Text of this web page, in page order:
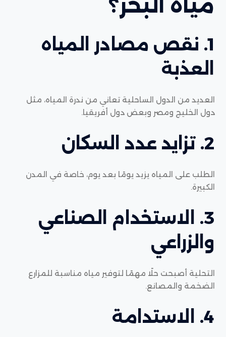
1. نقص مصادر المياه
العذبة
العديد من الدول الساحلية تعاني من ندرة المياه، مثل
دول الخليج ومصر وبعض دول أفريقيا.
2. تزايد عدد السكان
الطلب على المياه يزيد يومًا بعد يوم، خاصة في المدن
الكبيرة.
3. الاستخدام الصناعي
والزراعي
التحلية أصبحت حلًا مهمًا لتوفير مياه مناسبة للمزارع
الضخمة والمصانع.
4. الاستدامة